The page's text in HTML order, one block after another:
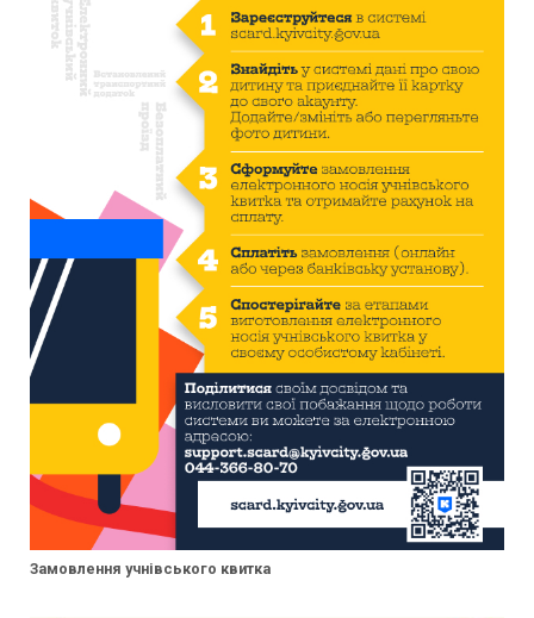
Замовлення учнівського квитка